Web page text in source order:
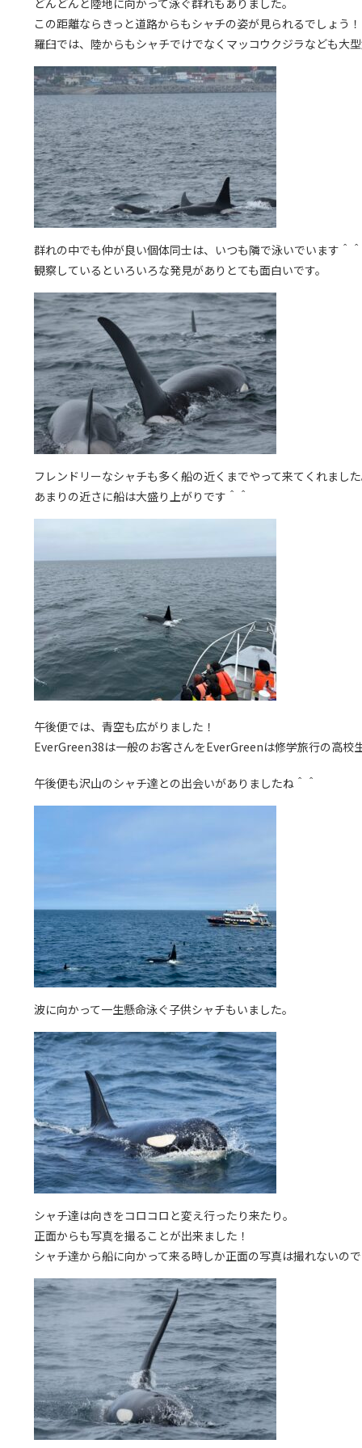
どんどんと陸地に向かって泳ぐ群れもありました。
この距離ならきっと道路からもシャチの姿が見られるでしょう！
羅臼では、陸からもシャチでけでなくマッコウクジラなども大型
群れの中でも仲が良い個体同士は、いつも隣で泳いでいます＾＾
観察しているといろいろな発見がありとても面白いです。
フレンドリーなシャチも多く船の近くまでやって来てくれました
あまりの近さに船は大盛り上がりです＾＾
午後便では、青空も広がりました！
EverGreen38は一般のお客さんをEverGreenは修学旅行の高校
午後便も沢山のシャチ達との出会いがありましたね＾＾
波に向かって一生懸命泳ぐ子供シャチもいました。
シャチ達は向きをコロコロと変え行ったり来たり。
正面からも写真を撮ることが出来ました！
シャチ達から船に向かって来る時しか正面の写真は撮れないので